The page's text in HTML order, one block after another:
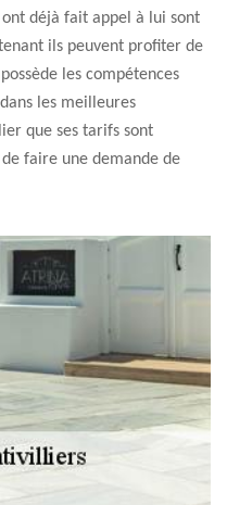
déjà fait appel à lui sont
ils peuvent profiter de
les compétences
les meilleures
que ses tarifs sont
faire une demande de